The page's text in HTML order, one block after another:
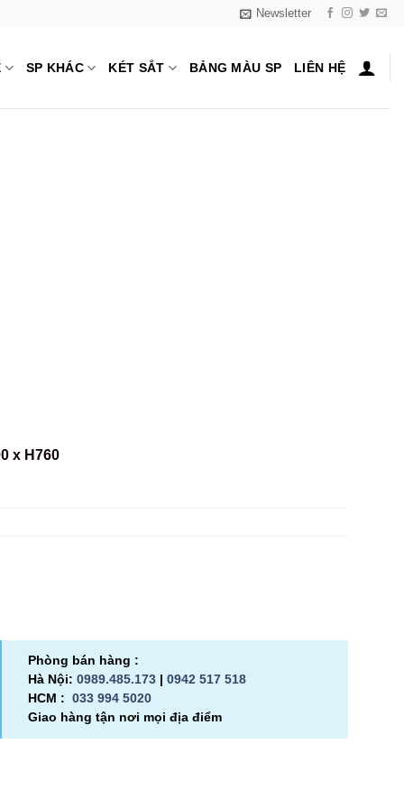
Newsletter
SP KHÁC KÉT SẮT BẢNG MÀU SP LIÊN HỆ
x H760
Phòng bán hàng :
Hà Nội:0989.485.173 |0942 517 518
HCM :033 994 5020
Giao hàng tận nơi mọi địa điểm